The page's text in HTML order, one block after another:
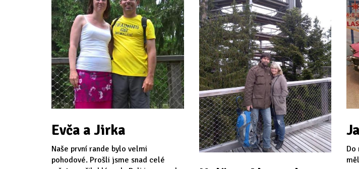
Evča a Jirka
Naše první rande bylo velmi
pohodové. Prošli jsme snad celé
Do